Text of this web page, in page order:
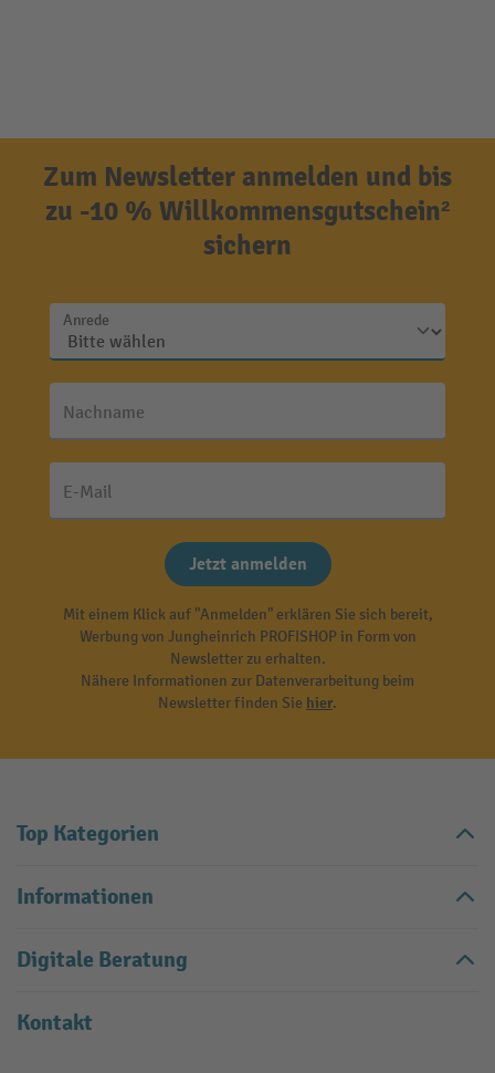
Zum Newsletter anmelden und bis
zu -10 % Willkommensgutschein²
sichern
Anrede
Nachname
E-Mail
Jetzt anmelden
Mit einem Klick auf "Anmelden" erklären Sie sich bereit,
Werbung von Jungheinrich PROFISHOP in Form von
Newsletter zu erhalten.
Nähere Informationen zur Datenverarbeitung beim
Newsletter finden Sie hier.
Top Kategorien
Informationen
Digitale Beratung
Kontakt